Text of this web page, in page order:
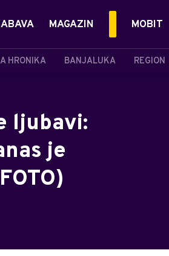
HRONIKA BANJALUKA REGION
MAGAZIN MOBIT
ljubavi:
je